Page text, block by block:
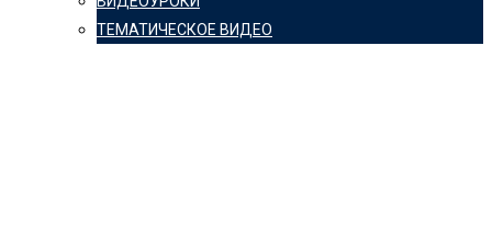
ТЕМАТИЧЕСКОЕ ВИДЕО